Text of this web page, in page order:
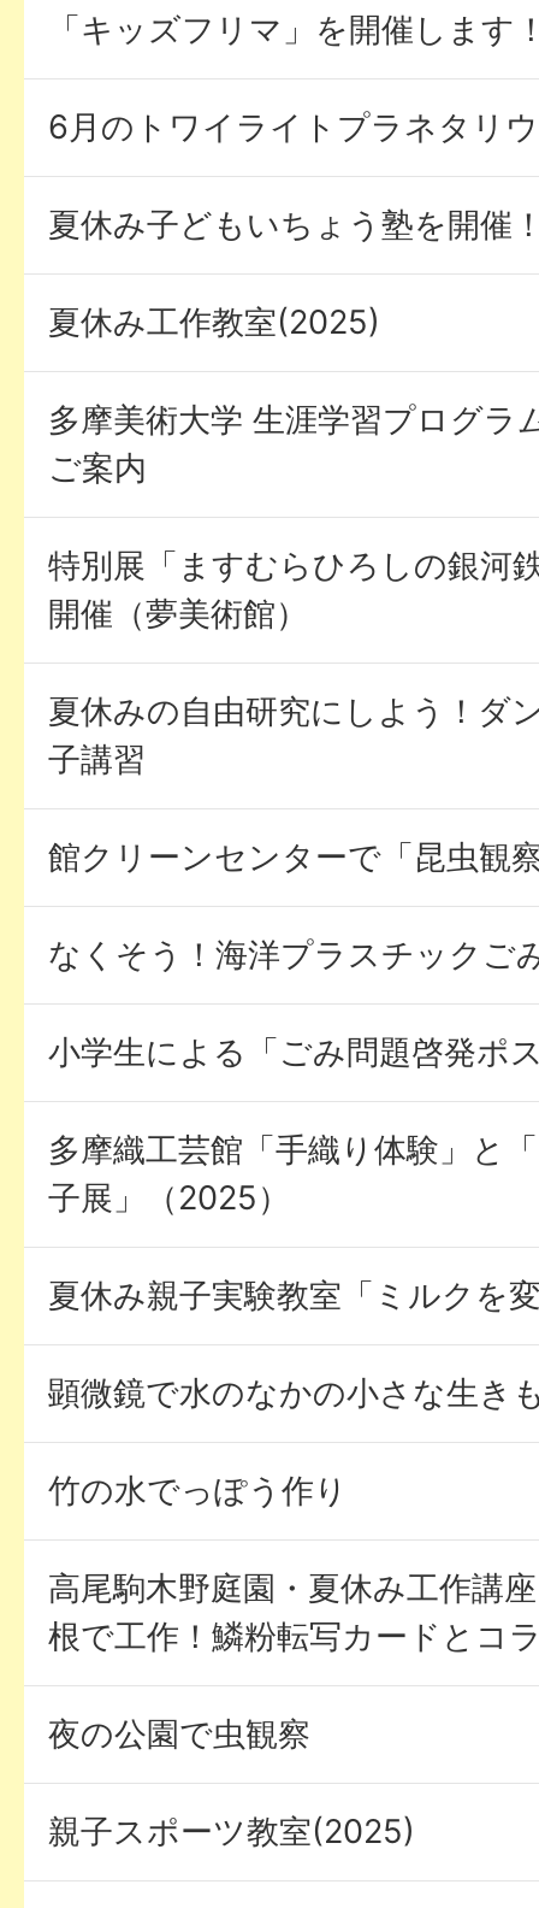
「キッズフリマ」を開催します
6月のトワイライトプラネタリ
夏休み子どもいちょう塾を開催
夏休み工作教室(2025)
多摩美術大学 生涯学習プログラ
ご案内
特別展「ますむらひろしの銀河
開催（夢美術館）
夏休みの自由研究にしよう！ダ
子講習
館クリーンセンターで「昆虫観
なくそう！海洋プラスチックご
小学生による「ごみ問題啓発ポ
多摩織工芸館「手織り体験」と
子展」（2025）
夏休み親子実験教室「ミルクを
顕微鏡で水のなかの小さな生き
竹の水でっぽう作り
高尾駒木野庭園・夏休み工作講
根で工作！鱗粉転写カードとコ
夜の公園で虫観察
親子スポーツ教室(2025)